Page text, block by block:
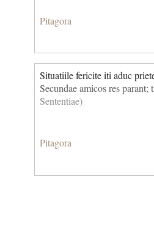
Pitagora
Situatiile fericite iti aduc
Secundae amicos res parant;
Sententiae)
Pitagora